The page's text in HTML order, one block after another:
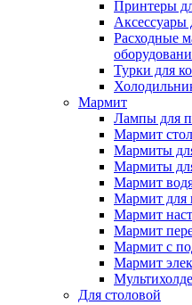
Принтеры
Аксессуары
Расходные
Турки для
Мармит
Лампы для
Мармит
Мармиты
Мармиты
Мармит
Мармит для
Мармит
Мармит
Мармит с
Мармит
Для столовой